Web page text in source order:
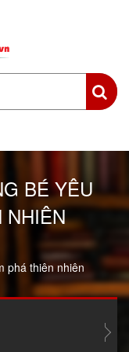
BÉ YÊU
NHIÊN
phá thiên nhiên